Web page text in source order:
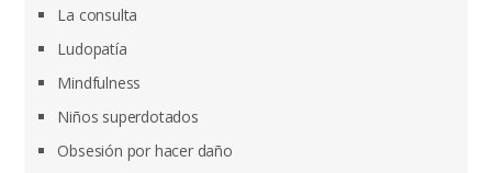
La consulta
Ludopatía
Mindfulness
Niños superdotados
Obsesión por hacer daño